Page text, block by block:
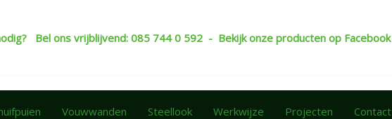
Bel ons vrijblijvend: 085 744 0 592 - Bekijk onze producten op Facebook
Vouwwanden Steellook Werkwijze Projecten Contact